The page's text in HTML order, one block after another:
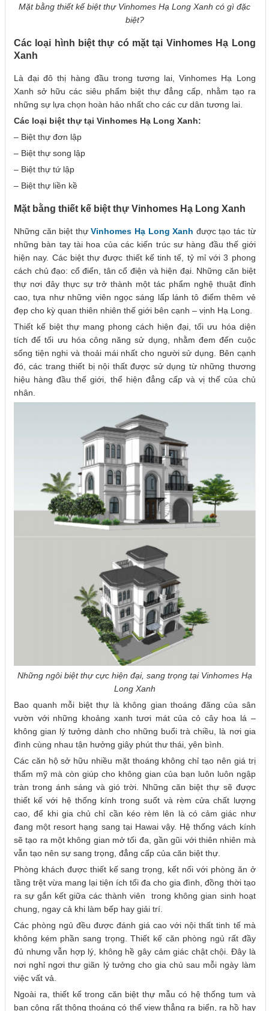
Mặt bằng thiết kế biệt thự Vinhomes Hạ Long Xanh có gì đặc
biệt?
Các loại hình biệt thự có mặt tại Vinhomes Hạ Long
Xanh
Là đại đô thị hàng đầu trong tương lai, Vinhomes Hạ Long
Xanh sở hữu các siêu phẩm biệt thự đẳng cấp, nhằm tạo ra
những sự lựa chọn hoàn hảo nhất cho các cư dân tương lai.
Các loại biệt thự tại Vinhomes Hạ Long Xanh:
– Biệt thự đơn lập
– Biệt thự song lập
– Biệt thự tứ lập
– Biệt thự liền kề
Mặt bằng thiết kế biệt thự Vinhomes Hạ Long Xanh
Những căn biệt thựVinhomes Hạ Long Xanh được tạo tác từ
những bàn tay tài hoa của các kiến trúc sư hàng đầu thế giới
hiện nay. Các biệt thự được thiết kế tinh tế, tỷ mỉ với 3 phong
cách chủ đạo: cổ điển, tân cổ điện và hiện đại. Những căn biệt
thự nơi đây thực sự trở thành một tác phẩm nghệ thuật đỉnh
cao, tựa như những viên ngọc sáng lấp lánh tô điểm thêm vẻ
đẹp cho kỳ quan thiên nhiên thế giới bên cạnh – vịnh Hạ Long.
Thiết kế biệt thự mang phong cách hiện đại, tối ưu hóa diện
tích để tối ưu hóa công năng sử dụng, nhằm đem đến cuộc
sống tiện nghi và thoải mái nhất cho người sử dụng. Bên cạnh
đó, các trang thiết bị nội thất được sử dụng từ những thương
hiệu hàng đầu thế giới, thể hiện đẳng cấp và vị thế của chủ
nhân.
Những ngôi biệt thự cực hiện đại, sang trọng tại Vinhomes Hạ
Long Xanh
Bao quanh mỗi biệt thự là không gian thoáng đãng của sân
vườn với những khoảng xanh tươi mát của cỏ cây hoa lá –
không gian lý tưởng dành cho những buổi trà chiều, là nơi gia
đình cùng nhau tận hưởng giây phút thư thái, yên bình.
Các căn hộ sở hữu nhiều mặt thoáng không chỉ tạo nên giá trị
thẩm mỹ mà còn giúp cho không gian của bạn luôn luôn ngập
tràn trong ánh sáng và gió trời. Những căn biệt thự sẽ được
thiết kế với hệ thống kính trong suốt và rèm cửa chất lượng
cao, để khi gia chủ chỉ cần kéo rèm lên là có cảm giác như
đang một resort hạng sang tại Hawai vậy. Hệ thống vách kính
sẽ tạo ra một không gian mở tối đa, gần gũi với thiên nhiên mà
vẫn tạo nên sự sang trọng, đẳng cấp của căn biệt thự.
Phòng khách được thiết kế sang trọng, kết nối với phòng ăn ở
tầng trệt vừa mang lại tiện ích tối đa cho gia đình, đồng thời tạo
ra sự gắn kết giữa các thành viên trong không gian sinh hoạt
chung, ngay cả khi làm bếp hay giải trí.
Các phòng ngủ đều được đánh giá cao với nội thất tinh tế mà
không kém phần sang trọng. Thiết kế căn phòng ngủ rất đầy
đủ nhưng vẫn hợp lý, không hề gây cảm giác chật chội. Đây là
nơi nghỉ ngơi thư giãn lý tưởng cho gia chủ sau mỗi ngày làm
việc vất vả.
Ngoài ra, thiết kế trong căn biệt thự mẫu có hệ thống tum và
ban công rất thông thoáng có thể view thẳng ra biển, ra hồ hay